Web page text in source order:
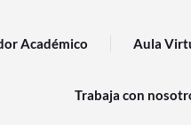
Académico Aula
Trabaja con